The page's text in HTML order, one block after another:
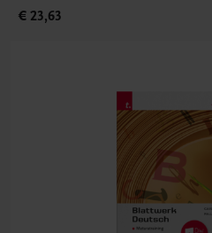
€ 23,63